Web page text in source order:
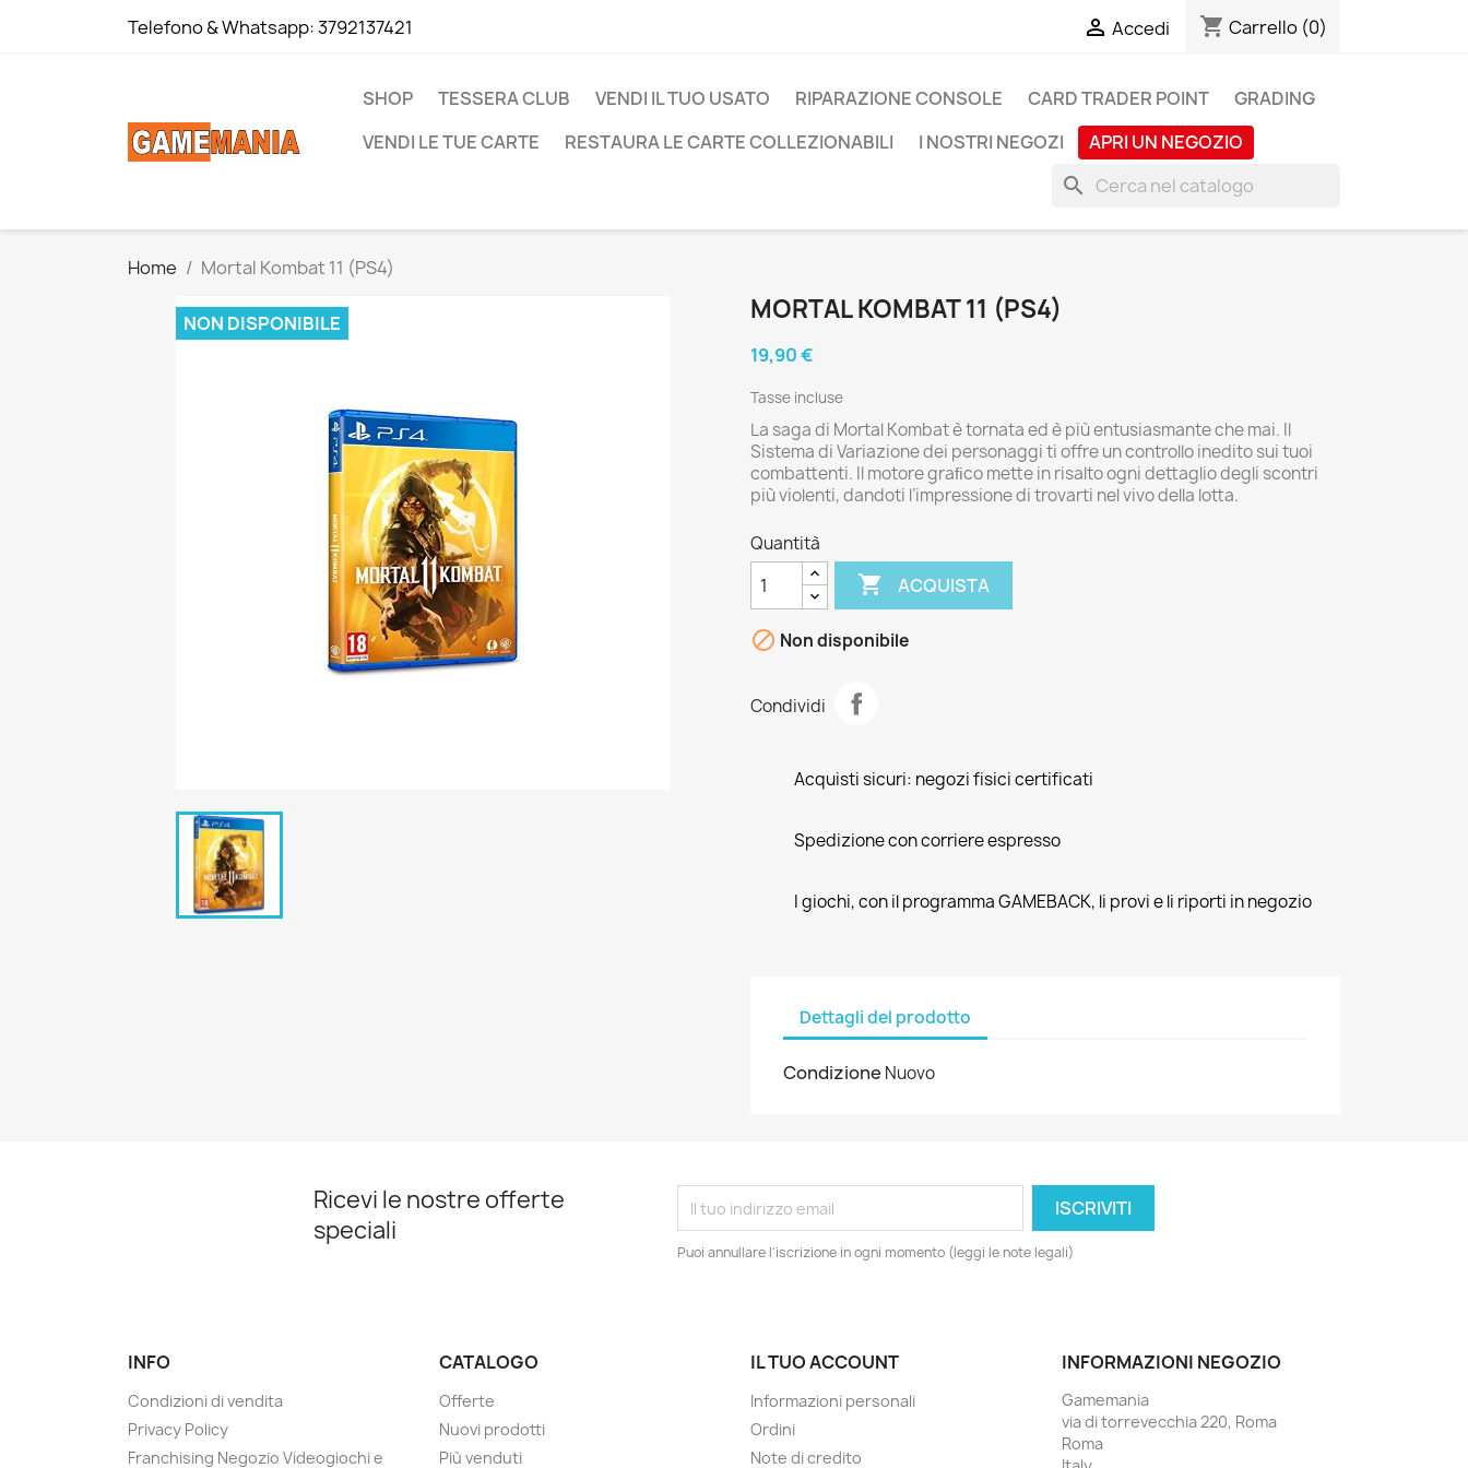
Telefono & Whatsapp:3792137421  Accedi shopping_cart Carrello (0)
SHOP TESSERA CLUB VENDI IL TUO USATO RIPARAZIONE CONSOLE CARD TRADER POINT
GRADING
VENDI LE TUE CARTE
RESTAURA LE CARTE COLLEZIONABILI I NOSTRI NEGOZI APRI UN NEGOZIO
search
Home Mortal Kombat 11 (PS4)
NON DISPONIBILE MORTAL KOMBAT 11 (PS4)
19,90 €
Tasse incluse
La saga di Mortal Kombat è tornata ed è più entusiasmante che mai. Il
Sistema di Variazione dei personaggi ti offre un controllo inedito sui tuoi
combattenti. Il motore graﬁco mette in risalto ogni dettaglio degli scontri
più violenti, dandoti l’impressione di trovarti nel vivo della lotta.
Quantità
 ACQUISTA
 Non disponibile
Condividi
Acquisti sicuri: negozi fisici certificati
Spedizione con corriere espresso
I giochi, con il programma GAMEBACK, li provi e li riporti in negozio
Dettagli del prodotto
Condizione Nuovo
Ricevi le nostre offerte
speciali
Puoi annullare l'iscrizione in ogni momento (leggi le note legali)
INFO
Condizioni di vendita
Privacy Policy
Franchising Negozio Videogiochi e
CATALOGO
Offerte
Nuovi prodotti
Più venduti
IL TUO ACCOUNT
Informazioni personali
Ordini
Note di credito
INFORMAZIONI NEGOZIO
Gamemania
via di torrevecchia 220, Roma
Roma